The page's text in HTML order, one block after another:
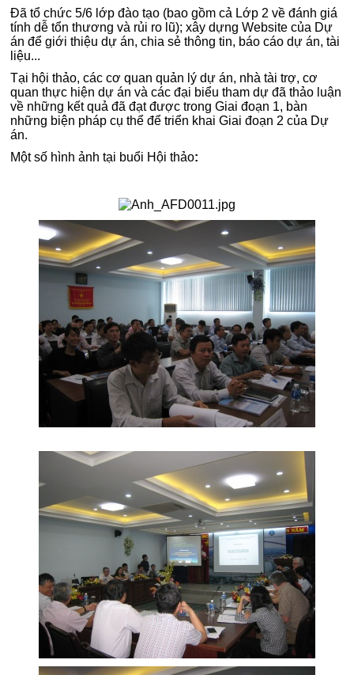
Đã tổ chức 5/6 lớp đào tạo (bao gồm cả Lớp 2 về đánh giá
tính dễ tổn thương và rủi ro lũ); xây dựng Website của Dự
án để giới thiệu dự án, chia sẻ thông tin, báo cáo dự án, tài
liệu...
Tại hội thảo, các cơ quan quản lý dự án, nhà tài trợ, cơ
quan thực hiện dự án và các đại biểu tham dự đã thảo luận
về những kết quả đã đạt được trong Giai đoạn 1, bàn
những biện pháp cụ thể để triển khai Giai đoạn 2 của Dự
án.
Một số hình ảnh tại buổi Hội thảo: